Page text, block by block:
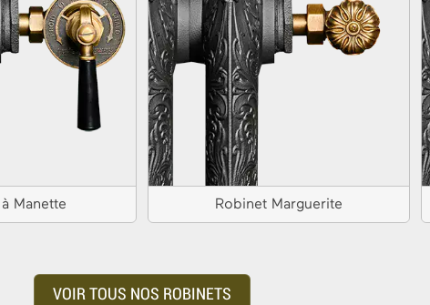
Manette Robinet Marguerite
VOIR TOUS NOS ROBINETS